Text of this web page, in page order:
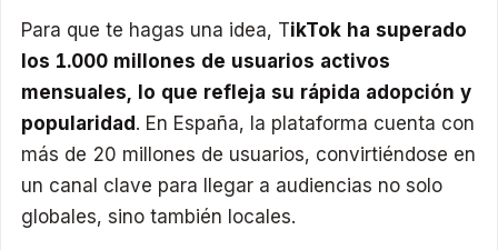
Para que te hagas una idea, TikTok ha superado
los 1.000 millones de usuarios activos
mensuales, lo que refleja su rápida adopción y
popularidad . En España, la plataforma cuenta con
más de 20 millones de usuarios, convirtiéndose en
un canal clave para llegar a audiencias no solo
globales, sino también locales.